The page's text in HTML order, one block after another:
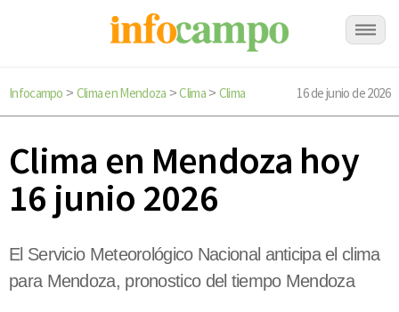
Infocampo > Clima en Mendoza >Clima> Clima 16 de junio de 2026
Clima en Mendoza hoy
16 junio 2026
El Servicio Meteorológico Nacional anticipa el clima
para Mendoza, pronostico del tiempo Mendoza